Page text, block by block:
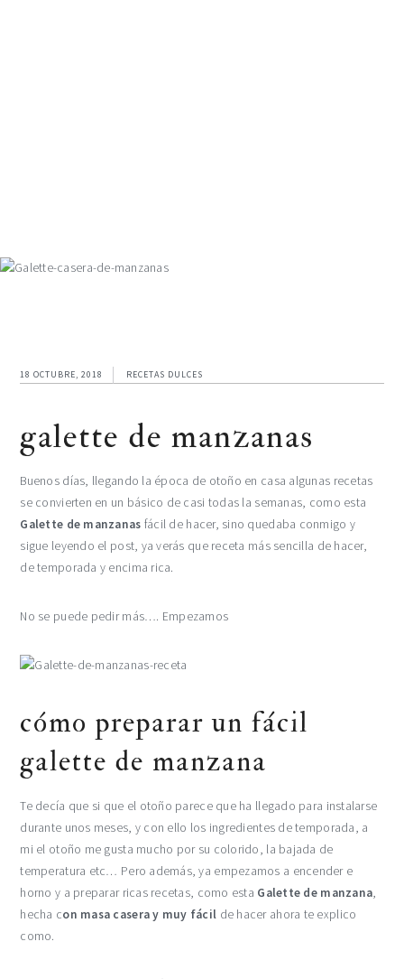
18 OCTUBRE, 2018 RECETAS DULCES
galette de manzanas
Buenos días, llegando la época de otoño en casa algunas recetas
se convierten en un básico de casi todas la semanas, como esta
Galette de manzanas fácil de hacer, sino quedaba conmigo y
sigue leyendo el post, ya verás que receta más sencilla de hacer,
de temporada y encima rica.
No se puede pedir más…. Empezamos
cómo preparar un fácil
galette de manzana
Te decía que si que el otoño parece que ha llegado para instalarse
durante unos meses, y con ello los ingredientes de temporada, a
mi el otoño me gusta mucho por su colorido, la bajada de
temperatura etc… Pero además, ya empezamos a encender e
horno y a preparar ricas recetas, como esta Galette de manzana,
hecha con masa casera y muy fácil de hacer ahora te explico
como.